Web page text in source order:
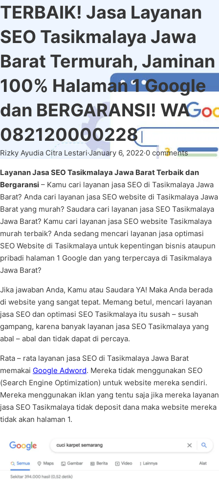
TERBAIK! Jasa Layanan
SEO Tasikmalaya Jawa
Barat Termurah, Jaminan
100% Halaman 1 Google
dan BERGARANSI! WA
082120000228
Rizky Ayudia Citra Lestari·January 6, 2022·0 comments
Layanan Jasa SEO Tasikmalaya Jawa Barat Terbaik dan
Bergaransi – Kamu cari layanan jasa SEO di Tasikmalaya Jawa
Barat? Anda cari layanan jasa SEO website di Tasikmalaya Jawa
Barat yang murah? Saudara cari layanan jasa SEO Tasikmalaya
Jawa Barat? Kamu cari layanan jasa SEO website Tasikmalaya
murah terbaik? Anda sedang mencari layanan jasa optimasi
SEO Website di Tasikmalaya untuk kepentingan bisnis ataupun
pribadi halaman 1 Google dan yang terpercaya di Tasikmalaya
Jawa Barat?
Jika jawaban Anda, Kamu atau Saudara YA! Maka Anda berada
di website yang sangat tepat. Memang betul, mencari layanan
jasa SEO dan optimasi SEO Tasikmalaya itu susah – susah
gampang, karena banyak layanan jasa SEO Tasikmalaya yang
abal – abal dan tidak dapat di percaya.
Rata – rata layanan jasa SEO di Tasikmalaya Jawa Barat
memakai Google Adword. Mereka tidak menggunakan SEO
(Search Engine Optimization) untuk website mereka sendiri.
Mereka menggunakan iklan yang tentu saja jika mereka layanan
jasa SEO Tasikmalaya tidak deposit dana maka website mereka
tidak akan halaman 1.